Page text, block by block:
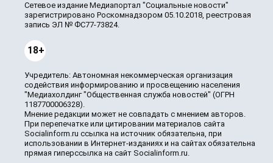
Сетевое издание Медиапортал "Социальные новости"
зарегистрировано Роскомнадзором 05.10.2018, реестровая
запись ЭЛ № ФС77-73824.
18+
Учредитель: Автономная некоммерческая организация
содействия информированию и просвещению населения
"Медиахолдинг "Общественная служба новостей" (ОГРН
1187700006328).
Мнение редакции может не совпадать с мнением авторов.
При перепечатке или цитировании материалов сайта
Socialinform.ru ссылка на источник обязательна, при
использовании в Интернет-изданиях и на сайтах обязательна
прямая гиперссылка на сайт Socialinform.ru.